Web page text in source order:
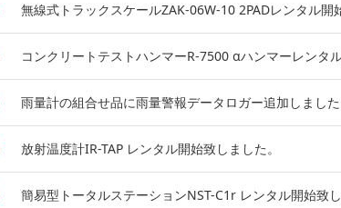
無線式トラックスケールZAK-06W-10 2PADレンタル開
コンクリートテストハンマーR-7500 αハンマーレンタ
雨量計の組合せ品に雨量警報データロガー追加しました
放射温度計IR-TAP レンタル開始致しました。
簡易型トータルステーションNST-C1r レンタル開始致し